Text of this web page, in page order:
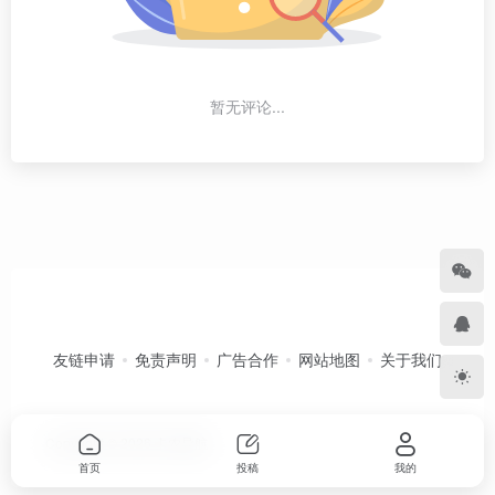
暂无评论...
友链申请 免责声明 广告合作 网站地图 关于我们
Copyright © 2026
首页 投稿 我的